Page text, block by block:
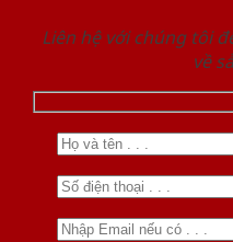
Liên hệ với chúng tôi
về